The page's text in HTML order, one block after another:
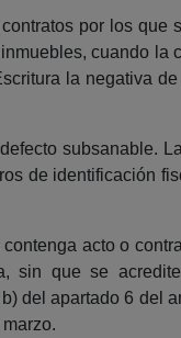
por los que
cuando la
la negativa
subsanable.
de identificación
acto o
sin que se
del apartado 6 del